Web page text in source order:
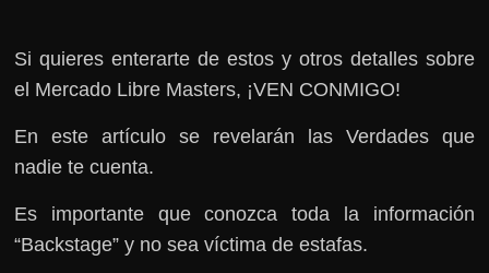
Si quieres enterarte de estos y otros detalles sobre
el Mercado Libre Masters, ¡VEN CONMIGO!
En este artículo se revelarán las Verdades que
nadie te cuenta.
Es importante que conozca toda la información
“Backstage” y no sea víctima de estafas.